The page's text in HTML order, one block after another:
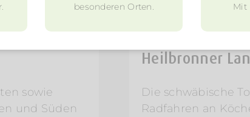
sowie
und Süden
Heilbronner
Die schwäbische
Radfahren an
besonderen Orten.
Mit